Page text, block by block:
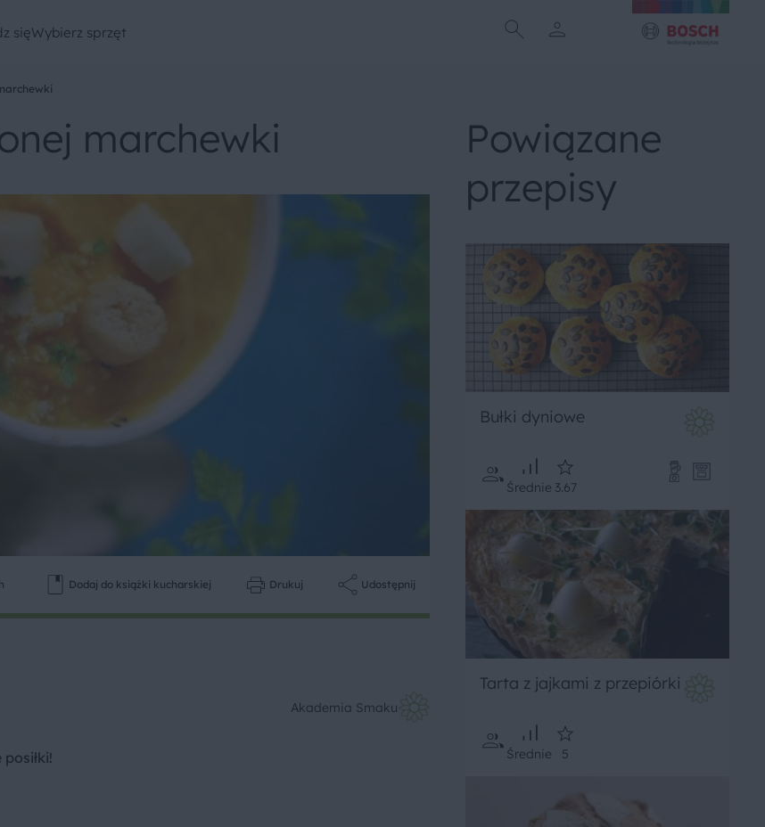
sięWybierz sprzęt
marchewki
Dodaj do książki kucharskiej Drukuj Udostępnij
Akademia Smaku
Powiązane
przepisy
Bułki dyniowe
Średnie 3.67
Tarta z jajkami z przepiórki
Średnie 5